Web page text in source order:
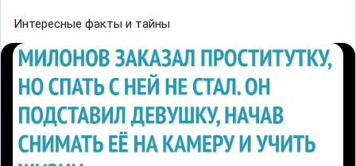
Интересные факты и тайны